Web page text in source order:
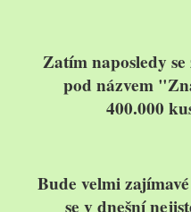
Zatím naposledy
pod názvem "
400.000
Bude velmi
se v dnešní